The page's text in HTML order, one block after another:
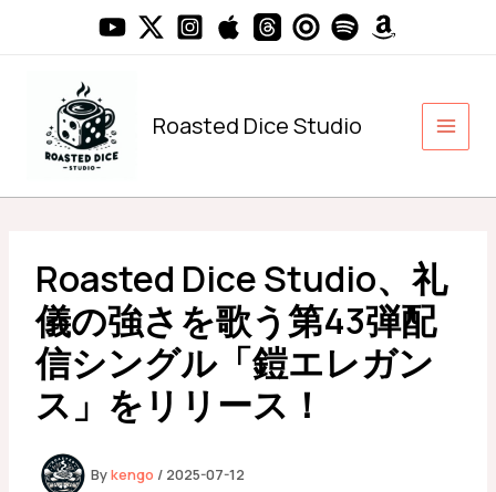
Roasted Dice Studio
Roasted Dice Studio、礼
儀の強さを歌う第43弾配
信シングル「鎧エレガン
ス」をリリース！
Bykengo / 2025-07-12